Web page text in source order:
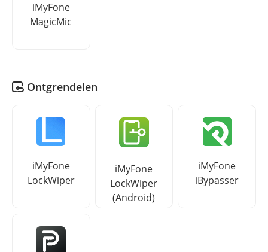
iMyFone
MagicMic
Ontgrendelen
iMyFone
LockWiper
iMyFone
LockWiper
(Android)
iMyFone
iBypasser